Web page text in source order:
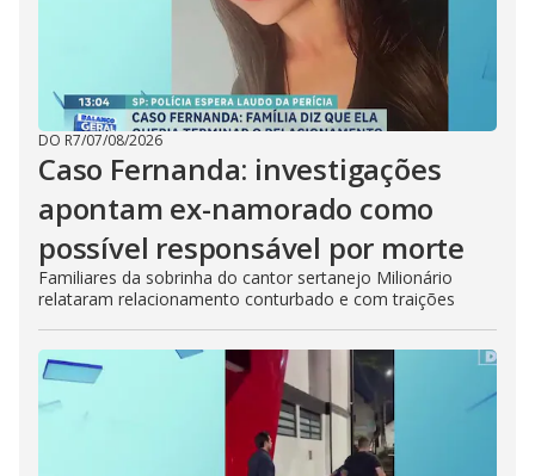
DO R7/07/08/2026
Caso Fernanda: investigações
apontam ex-namorado como
possível responsável por morte
Familiares da sobrinha do cantor sertanejo Milionário
relataram relacionamento conturbado e com traições